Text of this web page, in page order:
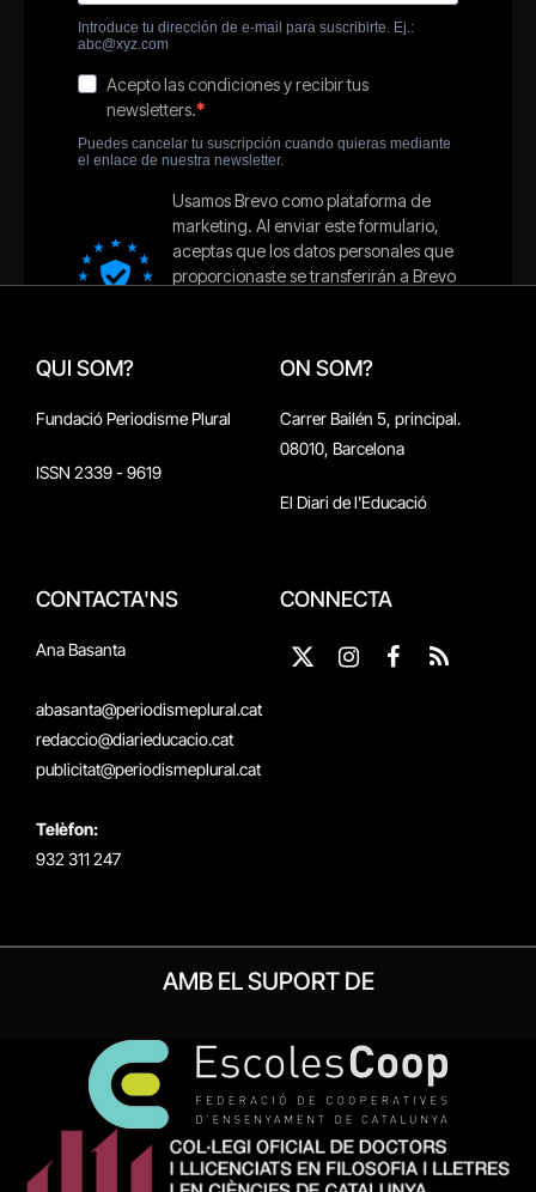
QUI SOM?
Fundació Periodisme Plural
ISSN 2339 - 9619
ON SOM?
Carrer Bailén 5, principal.
08010, Barcelona
El Diari de l'Educació
CONTACTA'NS
Ana Basanta
abasanta@periodismeplural.cat
redaccio@diarieducacio.cat
publicitat@periodismeplural.cat
Telèfon:
932 311 247
CONNECTA
X
Instagram
Facebook
RSS
AMB EL SUPORT DE